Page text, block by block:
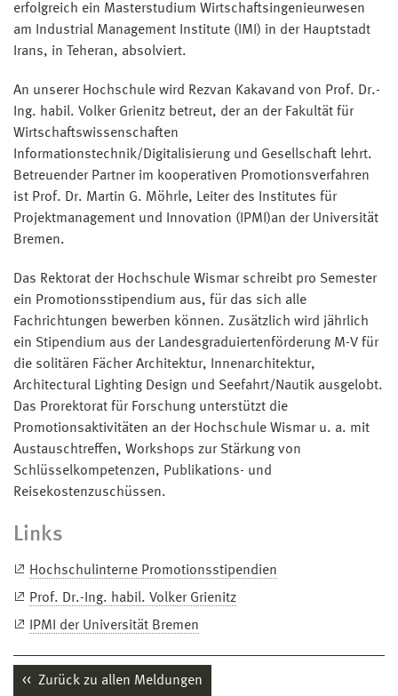
erfolgreich ein Masterstudium Wirtschaftsingenieurwesen
am Industrial Management Institute (IMI) in der Hauptstadt
Irans, in Teheran, absolviert.
An unserer Hochschule wird Rezvan Kakavand von Prof. Dr.-
Ing. habil. Volker Grienitz betreut, der an der Fakultät für
Wirtschaftswissenschaften
Informationstechnik/Digitalisierung und Gesellschaft lehrt.
Betreuender Partner im kooperativen Promotionsverfahren
ist Prof. Dr. Martin G. Möhrle, Leiter des Institutes für
Projektmanagement und Innovation (IPMI)an der Universität
Bremen.
Das Rektorat der Hochschule Wismar schreibt pro Semester
ein Promotionsstipendium aus, für das sich alle
Fachrichtungen bewerben können. Zusätzlich wird jährlich
ein Stipendium aus der Landesgraduiertenförderung M-V für
die solitären Fächer Architektur, Innenarchitektur,
Architectural Lighting Design und Seefahrt/Nautik ausgelobt.
Das Prorektorat für Forschung unterstützt die
Promotionsaktivitäten an der Hochschule Wismar u. a. mit
Austauschtreffen, Workshops zur Stärkung von
Schlüsselkompetenzen, Publikations- und
Reisekostenzuschüssen.
Links
Hochschulinterne Promotionsstipendien
Prof. Dr.-Ing. habil. Volker Grienitz
IPMI der Universität Bremen
Zurück zu allen Meldungen